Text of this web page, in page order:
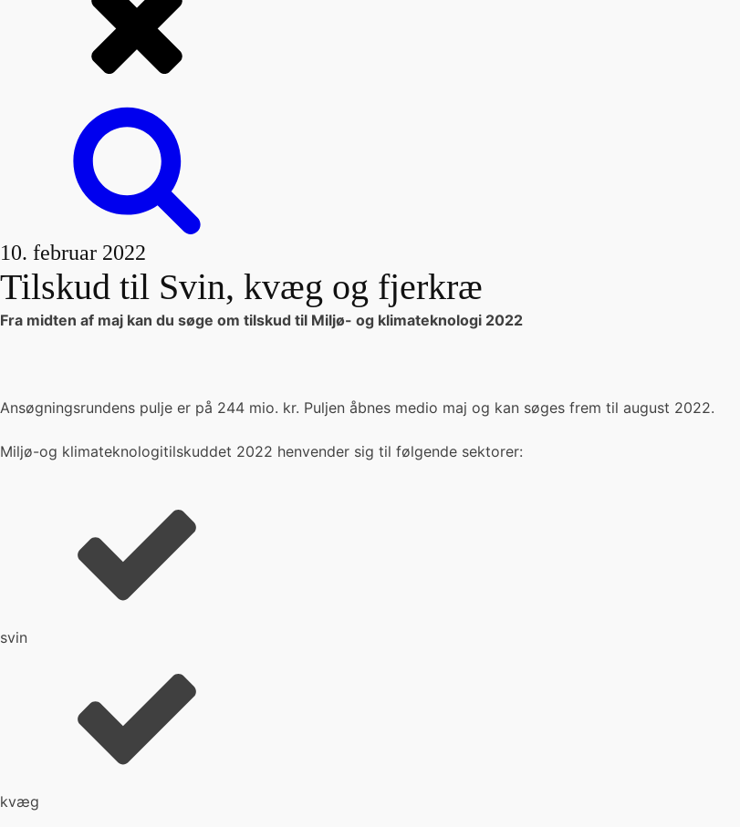
10. februar 2022
Tilskud til Svin, kvæg og fjerkræ
Fra midten af maj kan du søge om tilskud til Miljø- og klimateknologi 2022
Ansøgningsrundens pulje er på 244 mio. kr. Puljen åbnes medio maj og kan søges frem til august 2022.
Miljø-og klimateknologitilskuddet 2022 henvender sig til følgende sektorer:
svin
kvæg